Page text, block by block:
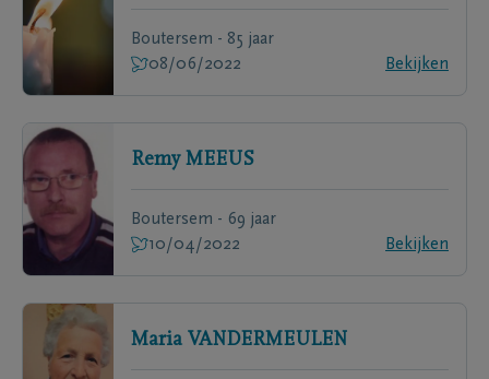
Boutersem - 85 jaar
08/06/2022
Bekijken
Remy MEEUS
Boutersem - 69 jaar
10/04/2022
Bekijken
Maria VANDERMEULEN